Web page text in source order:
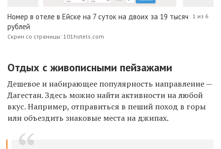
Номер в отеле в Ейске на 7 суток на двоих за 19 тысяч
рублей
Скрин со страницы: 101hotels.com
1 из 6
Отдых с живописными пейзажами
Дешевое и набирающее популярность направление —
Дагестан. Здесь можно найти активности на любой
вкус. Например, отправиться в пеший поход в горы
или объездить знаковые места на джипах.